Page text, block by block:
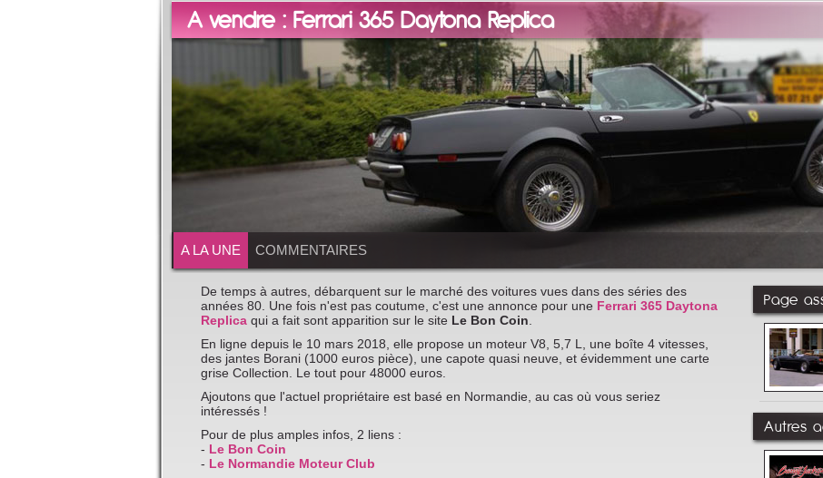
A vendre : Ferrari 365 Daytona Replica
A LA UNE COMMENTAIRES
De temps à autres, débarquent sur le marché des voitures vues dans des séries des
années 80. Une fois n'est pas coutume, c'est une annonce pour une Ferrari 365 Daytona
Replica qui a fait sont apparition sur le site Le Bon Coin
En ligne depuis le 10 mars 2018, elle propose un moteur V8, 5,7 L, une boîte 4 vitesses,
des jantes Borani (1000 euros pièce), une capote quasi neuve, et évidemment une carte
grise Collection. Le tout pour 48000 euros.
Ajoutons que l'actuel propriétaire est basé en Normandie, au cas où vous seriez
intéressés !
Pour de plus amples infos, 2 liens :
- Le Bon Coin
- Le Normandie Moteur Club
Page
Autres